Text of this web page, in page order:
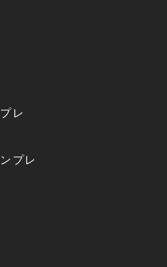
レ
プレ